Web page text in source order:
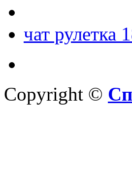
чат рулетка
Copyright ©